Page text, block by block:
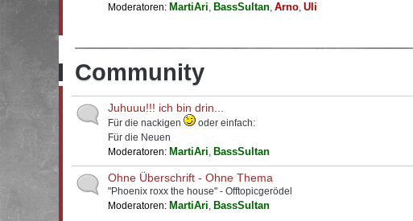
Moderatoren: MartiAri, BassSultan, Arno, Uli
Community
Juhuuu!!! ich bin drin...
Für die nackigen
oder einfach:
Für die Neuen
Moderatoren: MartiAri, BassSultan
Ohne Überschrift - Ohne Thema
"Phoenix roxx the house" - Offtopicgerödel
Moderatoren: MartiAri, BassSultan